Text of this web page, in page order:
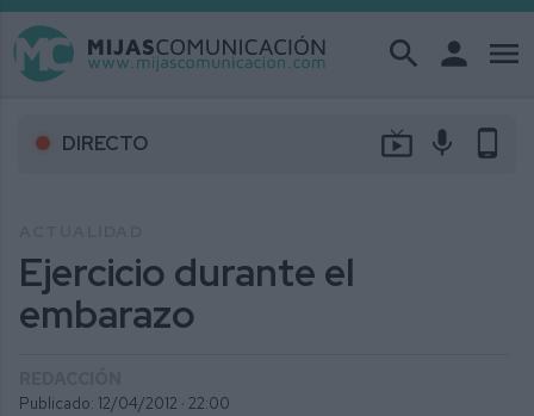
search person menu
DIRECTO live_tv mic phone_android
Ejercicio durante el
embarazo
Publicado: 12/04/2012 · 22:00